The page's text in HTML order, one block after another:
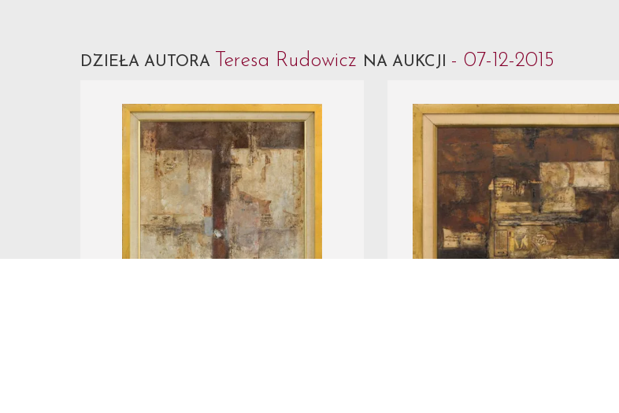
DZIEŁA AUTORA Teresa Rudowicz NA AUKCJI - 07-12-2015